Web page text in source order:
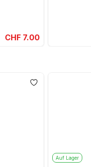
CHF 7.00
Auf Lager